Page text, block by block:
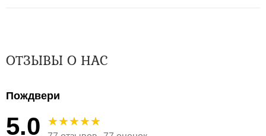
ОТЗЫВЫ О НАС
Пождвери
5.0